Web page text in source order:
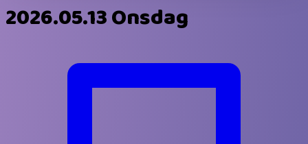
2026.05.13 Onsdag